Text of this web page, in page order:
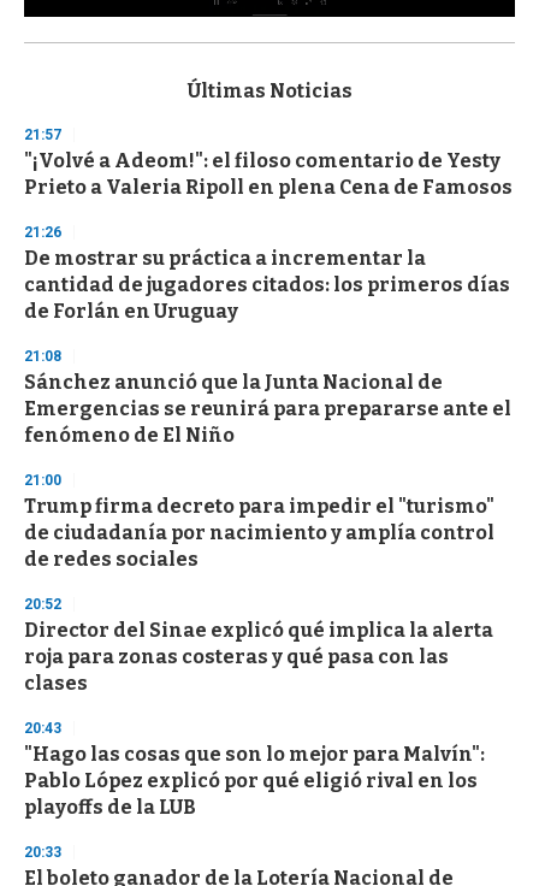
s
d
s
o
f
3
s
e
c
o
d
s
Últimas Noticias
21:57
"¡Volvé a Adeom!": el filoso comentario de Yesty
Prieto a Valeria Ripoll en plena Cena de Famosos
21:26
De mostrar su práctica a incrementar la
cantidad de jugadores citados: los primeros días
de Forlán en Uruguay
21:08
Sánchez anunció que la Junta Nacional de
Emergencias se reunirá para prepararse ante el
fenómeno de El Niño
21:00
Trump firma decreto para impedir el "turismo"
de ciudadanía por nacimiento y amplía control
de redes sociales
20:52
Director del Sinae explicó qué implica la alerta
roja para zonas costeras y qué pasa con las
clases
20:43
"Hago las cosas que son lo mejor para Malvín":
Pablo López explicó por qué eligió rival en los
playoffs de la LUB
20:33
El boleto ganador de la Lotería Nacional de